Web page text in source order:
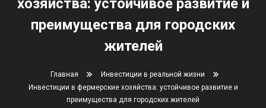
хозяйства: устойчивое развитие и
преимущества для городских
жителей
Главная
Инвестиции в реальной жизни
Инвестиции в фермерские хозяйства: устойчивое развитие и
преимущества для городских жителей